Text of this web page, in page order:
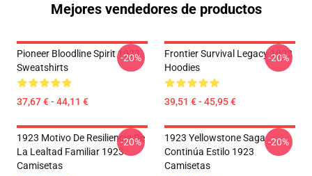
Mejores vendedores de productos
Pioneer Bloodline Spirit 1923
Sweatshirts
37,67 € - 44,11 €
-20%
Frontier Survival Legacy 1923
Hoodies
39,51 € - 45,95 €
-20%
1923 Motivo De Resiliencia De
La Lealtad Familiar 1923
Camisetas
-20%
1923 Yellowstone Saga
Continúa Estilo 1923
Camisetas
-20%